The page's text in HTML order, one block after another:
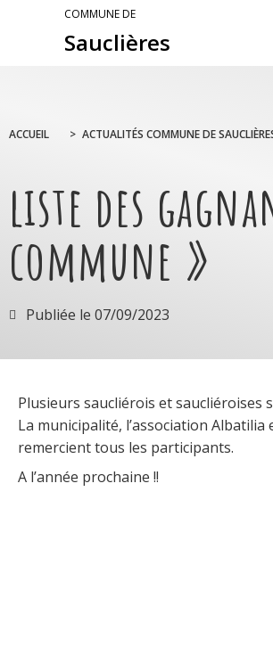
COMMUNE DE
Sauclières
ACCUEIL > ACTUALITÉS COMMUNE DE
liste des
commune »
Publiée le 07/09/2023
Plusieurs saucliérois et saucliéroises
La municipalité, l’association Albatilia
remercient tous les participants.
A l’année prochaine !!